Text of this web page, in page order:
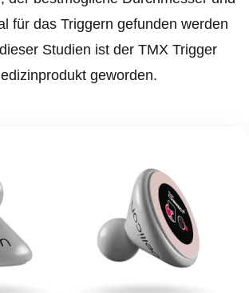
für das Triggern gefunden werden
Studien ist der TMX Trigger
geworden.